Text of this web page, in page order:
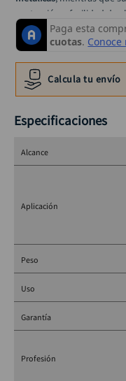
protección y facilidad de
El GCL 2-15 G cuenta con
bloqueo del péndulo
montaje de 1/4” y 5/8”
estándar. Su diseño
profesionales del montaje.
Especificaciones
Alcance sin receptor:
3
Calcula tu envío
Especificaciones
Alcance
Aplicación
Peso
Uso
Garantía
Profesión